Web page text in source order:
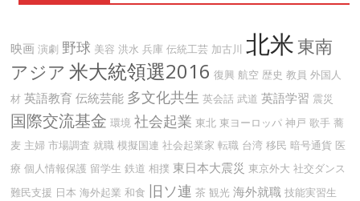
映画 演劇 野球 美容 洪水 兵庫 伝統工芸 加古川 北米 東南
アジア 米大統領選2016 復興 航空 歴史 教員 外国人
材 英語教育 伝統芸能 多文化共生 英会話 武道 英語学習 震災
国際交流基金 環境 社会起業 東北 東ヨーロッパ 神戸 歌手 蕎
麦 主婦 市場調査 就職 模擬国連 社会起業家 転職 台湾 移民 暗号通貨 医
療 個人情報保護 留学生 鉄道 相撲 東日本大震災 東京外大 社交ダンス
難民支援 日本 海外起業 和食 旧ソ連 茶 観光 海外就職 技能実習生